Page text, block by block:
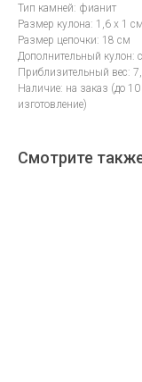
Тип камней: фианит
Размер кулона: 1,6 х 1 см
Размер цепочки: 18 см
Дополнительный кулон:
Приблизительный вес:
Наличие: на заказ (до
изготовление)
Смотрите